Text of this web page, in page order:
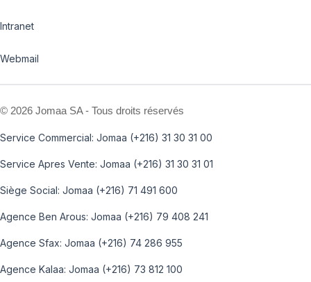
Intranet
Webmail
© 2026 Jomaa SA - Tous droits réservés
Service Commercial: Jomaa (+216) 31 30 31 00
Service Apres Vente: Jomaa (+216) 31 30 31 01
Siège Social: Jomaa (+216) 71 491 600
Agence Ben Arous: Jomaa (+216) 79 408 241
Agence Sfax: Jomaa (+216) 74 286 955
Agence Kalaa: Jomaa (+216) 73 812 100